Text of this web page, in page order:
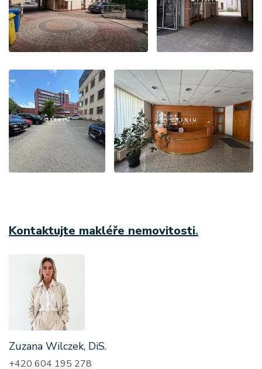
Kontaktujte makléře nemovitosti.
Zuzana Wilczek, DiS.
+420 604 195 278